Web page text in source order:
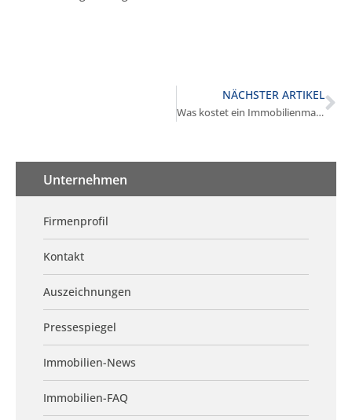
NÄCHSTER ARTIKEL
Was kostet ein Immobilienmakler in Gräfelfing?
Unternehmen
Firmenprofil
Kontakt
Auszeichnungen
Pressespiegel
Immobilien-News
Immobilien-FAQ